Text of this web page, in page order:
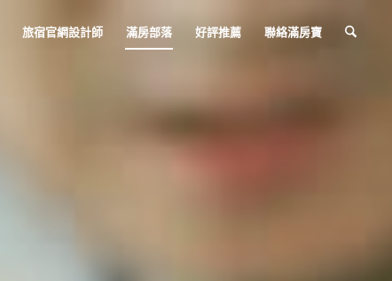
旅宿官網設計師 滿房部落 好評推薦 聯絡滿房寶